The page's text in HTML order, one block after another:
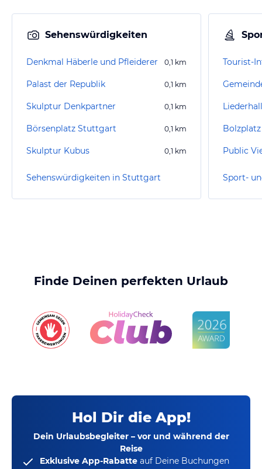
Sehenswürdigkeiten
Denkmal Häberle und Pfleiderer 0,1 km
Palast der Republik 0,1 km
Skulptur Denkpartner 0,1 km
Börsenplatz Stuttgart 0,1 km
Skulptur Kubus 0,1 km
Sehenswürdigkeiten in Stuttgart
Tourist-
Public
Finde Deinen perfekten Urlaub
Hol Dir die App!
Dein Urlaubsbegleiter – vor und während der
Reise
Exklusive App-Rabatte auf Deine Buchungen